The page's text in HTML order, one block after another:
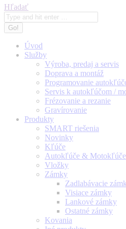
Search:
Hľadať
Úvod
Služby
Výroba, predaj a servis
Doprava a montáž
Programovanie
Servis k autokľúčom /
Frézovanie a rezanie
Gravírovanie
Produkty
SMART riešenia
Novinky
Kľúče
Autokľúče & Motokľúče
Vložky
Zámky
Zadlabávacie
Visiace zámky
Lankové zámky
Ostatné zámky
Kovania